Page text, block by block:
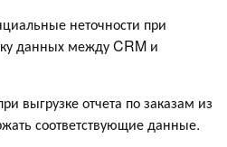
неточности при
данных между CRM и
выгрузке отчета по заказам из
соответствующие данные.